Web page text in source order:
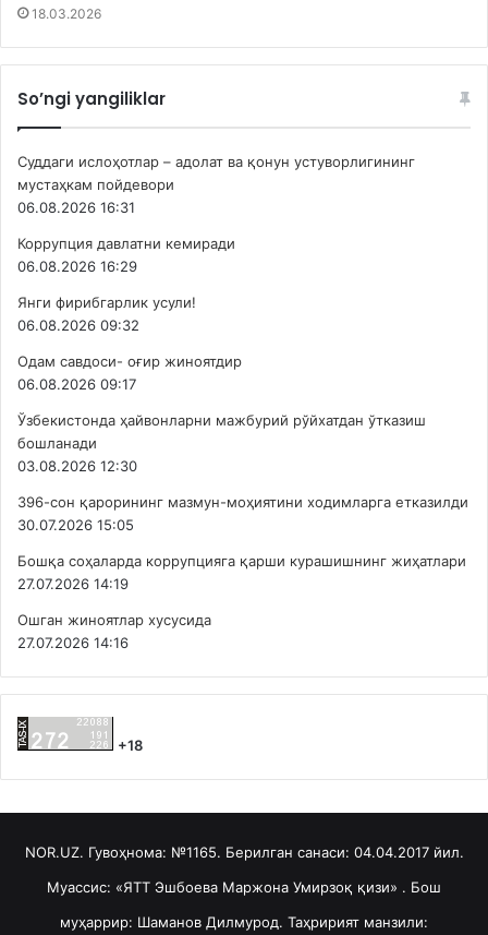
18.03.2026
So’ngi yangiliklar
Суддаги ислоҳотлар – адолат ва қонун устуворлигининг
мустаҳкам пойдевори
06.08.2026 16:31
Коррупция давлатни кемиради
06.08.2026 16:29
Янги фирибгарлик усули!
06.08.2026 09:32
Одам савдоси- оғир жиноятдир
06.08.2026 09:17
Ўзбекистонда ҳайвонларни мажбурий рўйхатдан ўтказиш
бошланади
03.08.2026 12:30
396-сон қарорининг мазмун-моҳиятини ходимларга етказилди
30.07.2026 15:05
Бошқа соҳаларда коррупцияга қарши курашишнинг жиҳатлари
27.07.2026 14:19
Ошган жиноятлар хусусида
27.07.2026 14:16
+18
NOR.UZ. Гувоҳнома: №1165. Берилган санаси: 04.04.2017 йил.
Муассис: «ЯТТ Эшбоева Маржона Умирзоқ қизи» . Бош
муҳаррир: Шаманов Дилмурод. Таҳририят манзили: